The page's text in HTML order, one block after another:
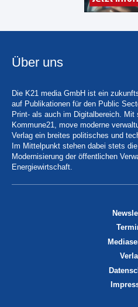
Über uns
Die K21 media GmbH ist ein
auf Publikationen für den Public
Print- als auch im Digitalbereich. Mit
Kommune21, move moderne
Verlag ein breites politisches und
Im Mittelpunkt stehen dabei stets
Modernisierung der öffentlichen
Energiewirtschaft.